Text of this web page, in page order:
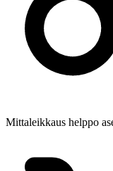
Mittaleikkaus helppo